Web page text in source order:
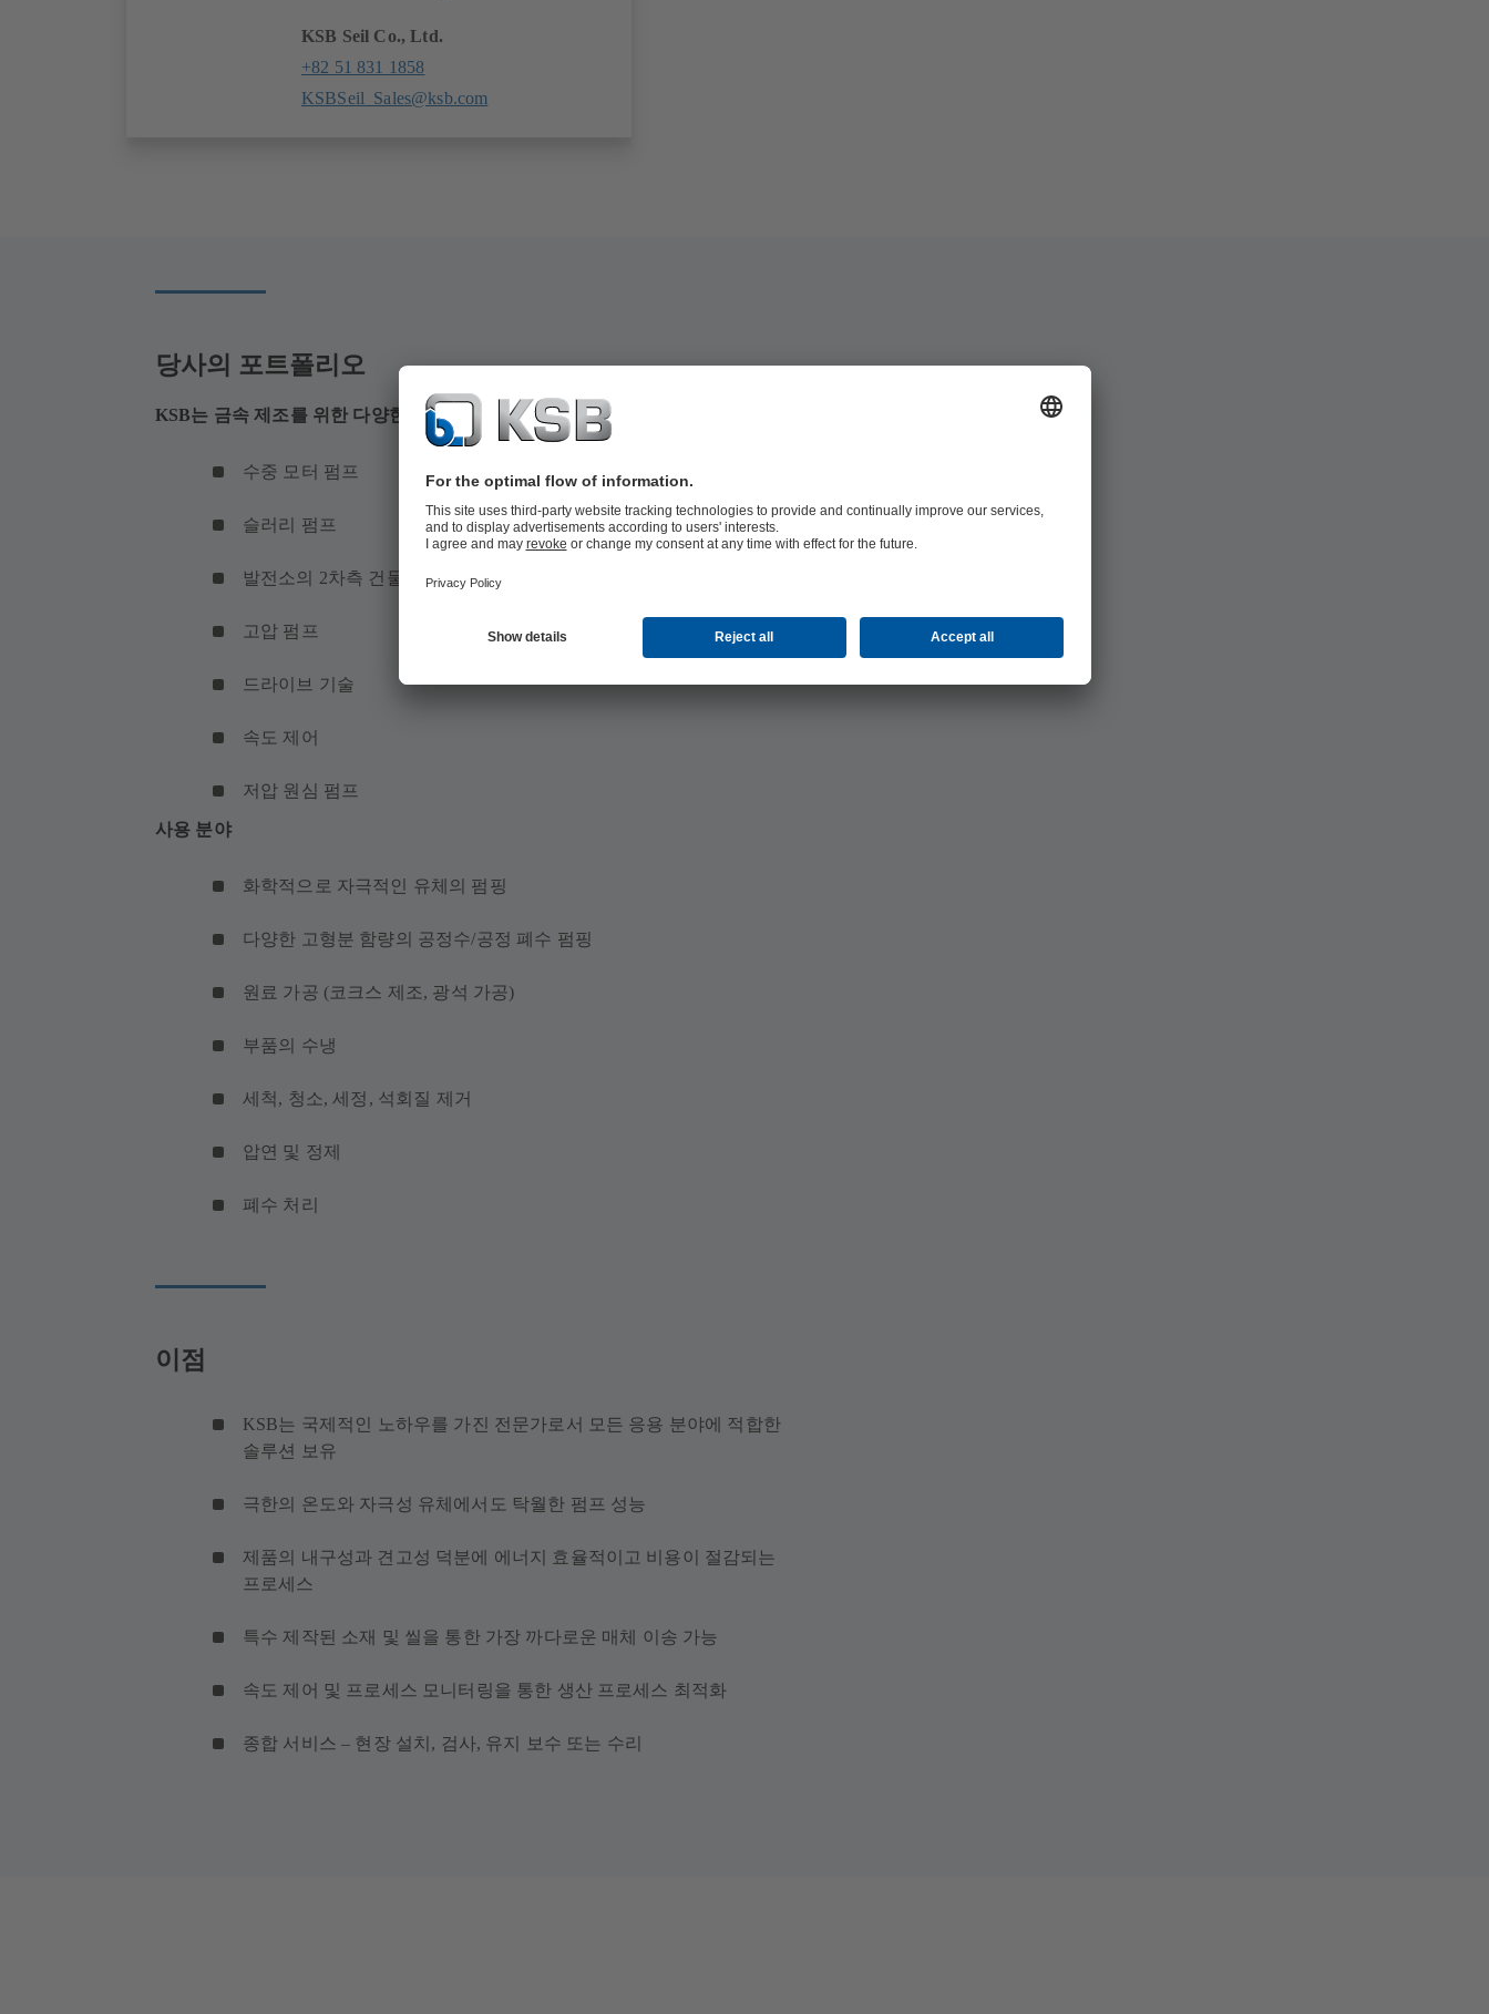
KSB Seil Co., Ltd.
+82 51 831 1858
KSBSeil_Sales@ksb.com
당사의 포트폴리오
KSB는 금속 제조를 위한 다양한 제품을 제공합니다.
수중 모터 펌프
슬러리 펌프
발전소의 2차측 건물(CI) 펌프
고압 펌프
드라이브 기술
속도 제어
저압 원심 펌프
사용 분야
화학적으로 자극적인 유체의 펌핑
다양한 고형분 함량의 공정수/공정 폐수 펌핑
원료 가공 (코크스 제조, 광석 가공)
부품의 수냉
세척, 청소, 세정, 석회질 제거
압연 및 정제
폐수 처리
이점
KSB는 국제적인 노하우를 가진 전문가로서 모든 응용 분야에 적합한
솔루션 보유
극한의 온도와 자극성 유체에서도 탁월한 펌프 성능
제품의 내구성과 견고성 덕분에 에너지 효율적이고 비용이 절감되는
프로세스
특수 제작된 소재 및 씰을 통한 가장 까다로운 매체 이송 가능
속도 제어 및 프로세스 모니터링을 통한 생산 프로세스 최적화
종합 서비스 – 현장 설치, 검사, 유지 보수 또는 수리